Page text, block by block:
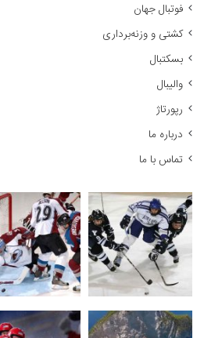
فوتبال جهان
کشتی و وزنه‌برداری
بسکتبال
والیبال
رپورتاژ
درباره ما
تماس با ما